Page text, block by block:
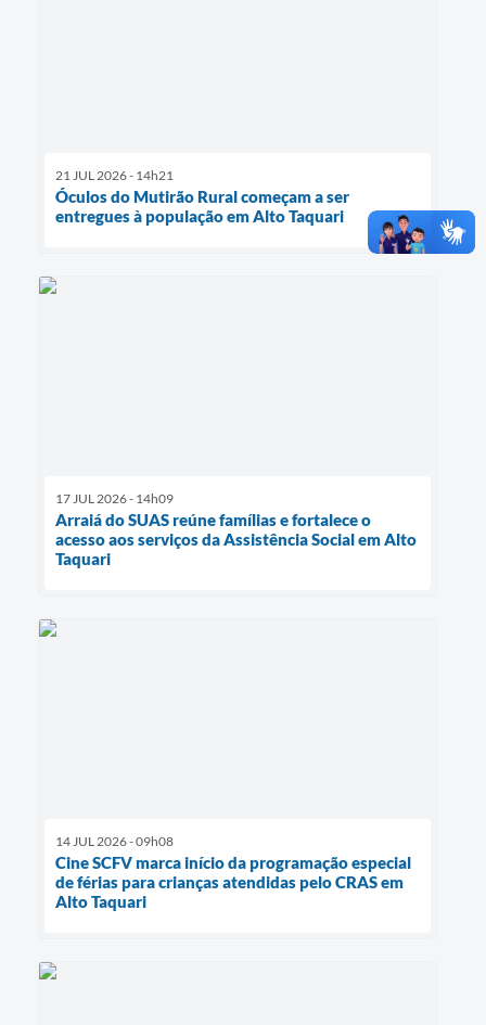
21 JUL 2026 - 14h21
Óculos do Mutirão Rural começam a ser
entregues à população em Alto Taquari
17 JUL 2026 - 14h09
Arraiá do SUAS reúne famílias e fortalece o
acesso aos serviços da Assistência Social em Alto
Taquari
14 JUL 2026 - 09h08
Cine SCFV marca início da programação especial
de férias para crianças atendidas pelo CRAS em
Alto Taquari